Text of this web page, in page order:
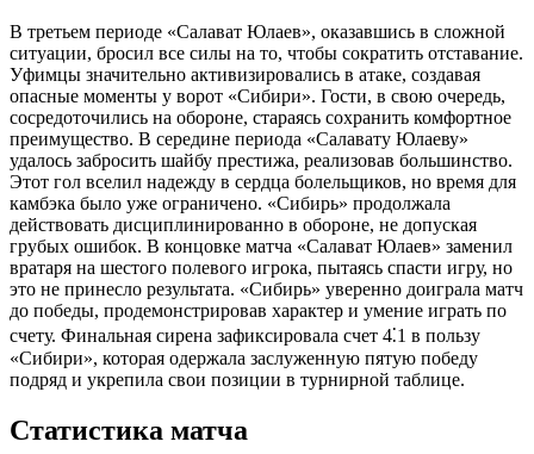
В третьем периоде «Салават Юлаев», оказавшись в сложной
ситуации, бросил все силы на то, чтобы сократить отставание.
Уфимцы значительно активизировались в атаке, создавая
опасные моменты у ворот «Сибири». Гости, в свою очередь,
сосредоточились на обороне, стараясь сохранить комфортное
преимущество. В середине периода «Салавату Юлаеву»
удалось забросить шайбу престижа, реализовав большинство.
Этот гол вселил надежду в сердца болельщиков, но время для
камбэка было уже ограничено. «Сибирь» продолжала
действовать дисциплинированно в обороне, не допуская
грубых ошибок. В концовке матча «Салават Юлаев» заменил
вратаря на шестого полевого игрока, пытаясь спасти игру, но
это не принесло результата. «Сибирь» уверенно доиграла матч
до победы, продемонстрировав характер и умение играть по
счету. Финальная сирена зафиксировала счет 4⁚1 в пользу
«Сибири», которая одержала заслуженную пятую победу
подряд и укрепила свои позиции в турнирной таблице.
Статистика матча